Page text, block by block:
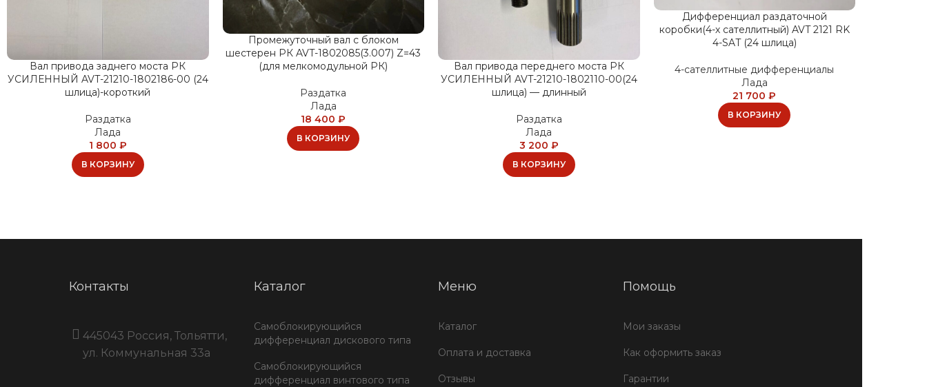
Вал привода заднего моста РК
УСИЛЕННЫЙ AVT-21210-1802186-00 (24
шлица)-короткий
Раздатка
Лада
1 800 ₽
В КОРЗИНУ
Промежуточный вал с блоком
шестерен РК AVT-1802085(3.007) Z=43
(для мелкомодульной РК)
Раздатка
Лада
18 400₽
В КОРЗИНУ
Вал привода переднего моста РК
УСИЛЕННЫЙ AVT-21210-1802110-00(24
шлица) — длинный
Раздатка
Лада
3 200 ₽
В КОРЗИНУ
Дифференциал раздаточной
коробки(4-х сателлитный) AVT 2121 RK
4-SAT (24 шлица)
4-сателлитные дифференциалы
Лада
21 700₽
В КОРЗИНУ
Контакты
445043 Россия, Тольятти,
ул. Коммунальная 33a
Каталог
Самоблокирующийся
дифференциал дискового типа
Самоблокирующийся
дифференциал винтового типа
Меню
Каталог
Оплата и доставка
Отзывы
Помощь
Мои заказы
Как оформить заказ
Гарантии